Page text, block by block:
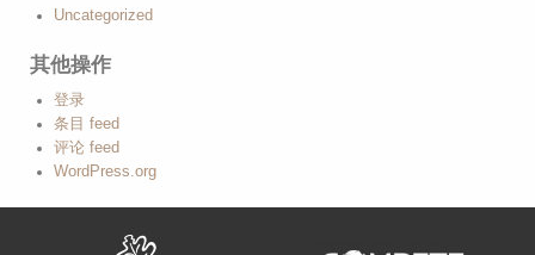
Uncategorized
其他操作
登录
条目 feed
评论 feed
WordPress.org